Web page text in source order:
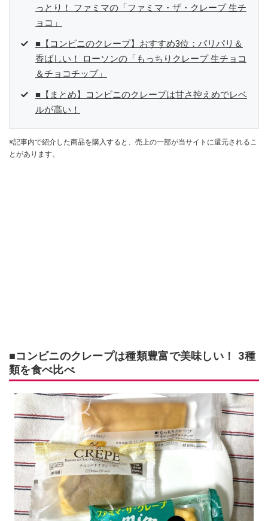
っとり！ ファミマの「ファミマ・ザ・クレープ 生チ
ョコ」
■【コンビニのクレープ】おすすめ3位：パリパリ＆
香ばしい！ ローソンの「もっちりクレープ 生チョコ
＆チョコチップ」
■【まとめ】コンビニのクレープは甘さ控えめでレベ
ルが高い！
※記事内で紹介した商品を購入すると、売上の一部が当サイトに還元されるこ
とがあります。
■コンビニのクレープは種類豊富で美味しい！ 3種
類を食べ比べ